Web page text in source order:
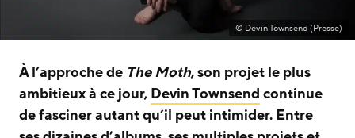
© Devin Townsend (Presse)
À l’approche de The Moth, son projet le plus
ambitieux à ce jour, Devin Townsend continue
de fasciner autant qu’il peut intimider. Entre